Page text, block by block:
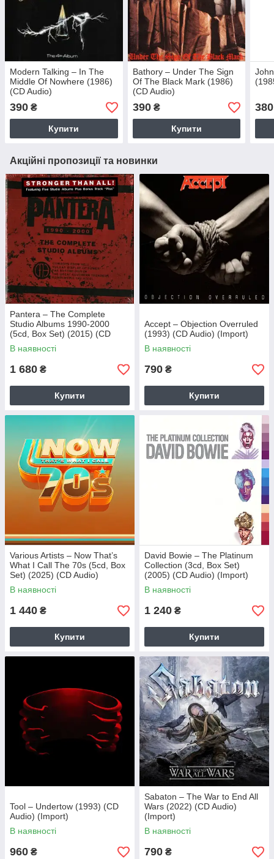
Modern Talking – In The
Middle Of Nowhere (1986)
(CD Audio)
390 ₴
Купити
Bathory – Under The Sign
Of The Black Mark (1986)
(CD Audio)
390₴
Купити
380
Акційні пропозиції та новинки
Pantera – The Complete
Studio Albums 1990-2000
(5cd, Box Set) (2015) (CD
Audio) (Import)
В наявності
1 680 ₴
Купити
Accept – Objection Overruled
(1993) (CD Audio) (Import)
В наявності
790 ₴
Купити
Various Artists – Now That’s
What I Call The 70s (5cd, Box
Set) (2025) (CD Audio)
(Import)
В наявності
1 440 ₴
Купити
David Bowie – The Platinum
Collection (3cd, Box Set)
(2005) (CD Audio) (Import)
В наявності
1 240 ₴
Купити
Tool – Undertow (1993) (CD
Audio) (Import)
В наявності
960 ₴
Sabaton – The War to End All
Wars (2022) (CD Audio)
(Import)
В наявності
790 ₴